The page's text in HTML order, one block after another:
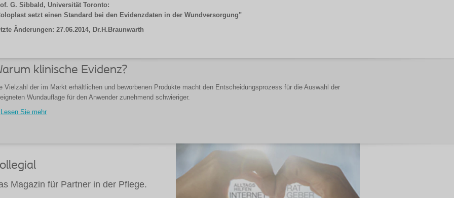
G. Sibbald, Universität Toronto:
setzt einen Standard bei den Evidenzdaten in der Wundversorgung"
Änderungen: 27.06.2014, Dr.H.Braunwarth
klinische Evidenz?
Vielzahl der im Markt erhältlichen und beworbenen Produkte macht den Entscheidungsprozess für die Auswahl der
Wundauflage für den Anwender zunehmend schwieriger.
Lesen Sie mehr
Magazin für Partner in der Pflege.